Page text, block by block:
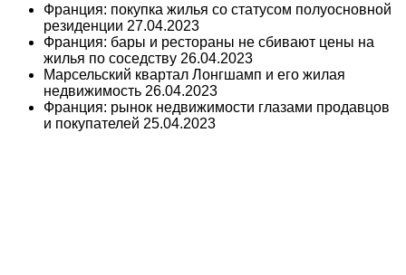
Франция: покупка жилья со статусом полуосновной
резиденции 27.04.2023
Франция: бары и рестораны не сбивают цены на
жилья по соседству 26.04.2023
Марсельский квартал Лонгшамп и его жилая
недвижимость 26.04.2023
Франция: рынок недвижимости глазами продавцов
и покупателей 25.04.2023